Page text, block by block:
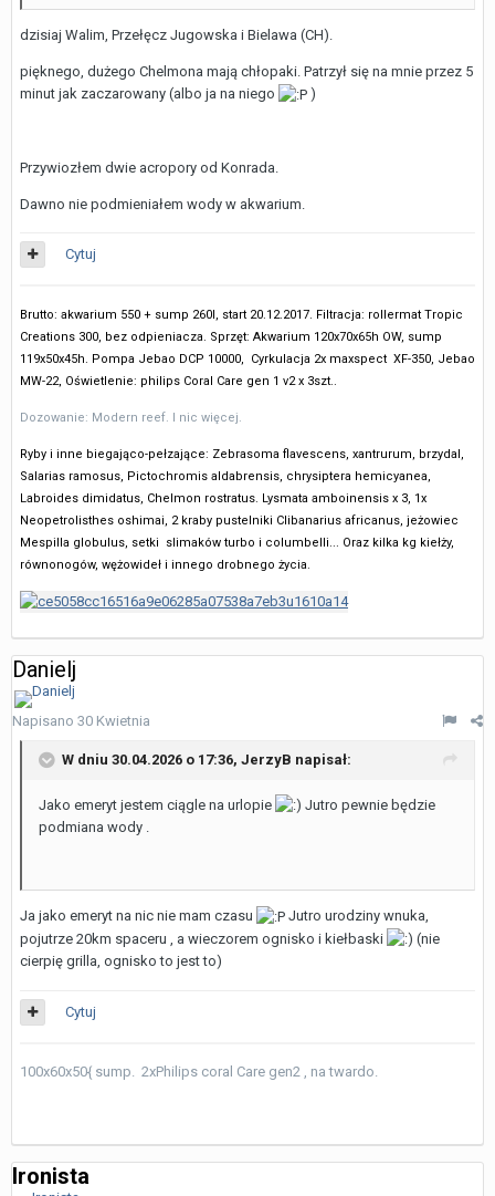
dzisiaj Walim, Przełęcz Jugowska i Bielawa (CH).
pięknego, dużego Chelmona mają chłopaki. Patrzył się na mnie przez 5
minut jak zaczarowany (albo ja na niego
)
Przywiozłem dwie acropory od Konrada.
Dawno nie podmieniałem wody w akwarium.
Cytuj
Brutto: akwarium 550 + sump 260l, start 20.12.2017. Filtracja: rollermat Tropic
Creations 300, bez odpieniacza. Sprzęt: Akwarium 120x70x65h OW, sump
119x50x45h. Pompa Jebao DCP 10000, Cyrkulacja 2x maxspect XF-350, Jebao
MW-22, Oświetlenie: philips Coral Care gen 1 v2 x 3szt..
Dozowanie: Modern reef. I nic więcej.
Ryby i inne biegająco-pełzające: Zebrasoma flavescens, xantrurum, brzydal,
Salarias ramosus, Pictochromis aldabrensis, chrysiptera hemicyanea,
Labroides dimidatus, Chelmon rostratus. Lysmata amboinensis x 3, 1x
Neopetrolisthes oshimai, 2 kraby pustelniki Clibanarius africanus, jeżowiec
Mespilla globulus, setki slimaków turbo i columbelli... Oraz kilka kg kiełży,
równonogów, wężowideł i innego drobnego życia.
Danielj
Napisano 30 Kwietnia
W dniu 30.04.2026 o 17:36, JerzyB napisał:
Jako emeryt jestem ciągle na urlopie
Jutro pewnie będzie
podmiana wody .
Ja jako emeryt na nic nie mam czasu
Jutro urodziny wnuka,
pojutrze 20km spaceru , a wieczorem ognisko i kiełbaski
(nie
cierpię grilla, ognisko to jest to)
Cytuj
100x60x50{ sump. 2xPhilips coral Care gen2 , na twardo.
Ironista